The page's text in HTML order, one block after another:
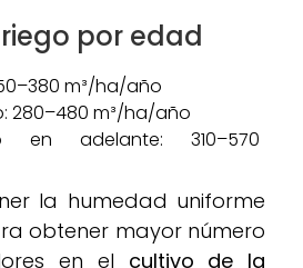
por edad
m³/ha/año
280–480 m³/ha/año
en adelante: 310–570
la humedad uniforme
obtener mayor número
en el cultivo de la